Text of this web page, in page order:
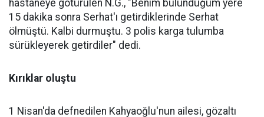
hastaneye götürülen N.G., "Benim bulunduğum yere
15 dakika sonra Serhat'ı getirdiklerinde Serhat
ölmüştü. Kalbi durmuştu. 3 polis karga tulumba
sürükleyerek getirdiler" dedi.
Kırıklar oluştu
1 Nisan'da defnedilen Kahyaoğlu'nun ailesi, gözaltı